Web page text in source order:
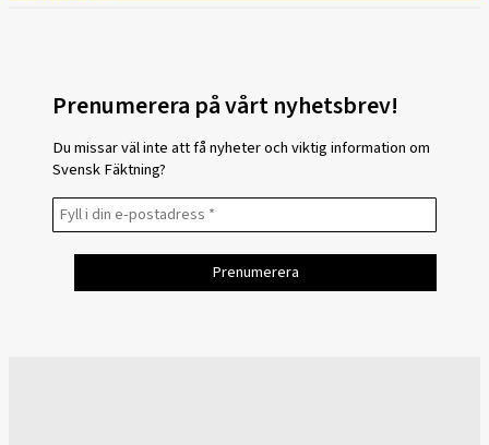
Prenumerera på vårt nyhetsbrev!
Du missar väl inte att få nyheter och viktig information om
Svensk Fäktning?